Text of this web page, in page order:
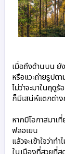
เมื่อถึงด้านบน ยั
หรือแวะถ่ายรูปต
ไม่ว่าจะมาในฤดู
ก็มีเสน่ห์แตกต่า
หากมีโอกาสมาเ
ฟลอเยน
แล้วจะเข้าใจว่า